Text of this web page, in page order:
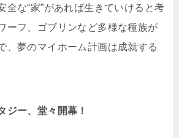
全な“家”があれば生きていけると考
ーフ、ゴブリンなど多様な種族が
、夢のマイホーム計画は成就する
ジー、堂々開幕！